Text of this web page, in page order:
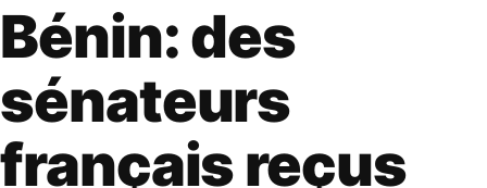
Bénin: des
sénateurs
français reçus